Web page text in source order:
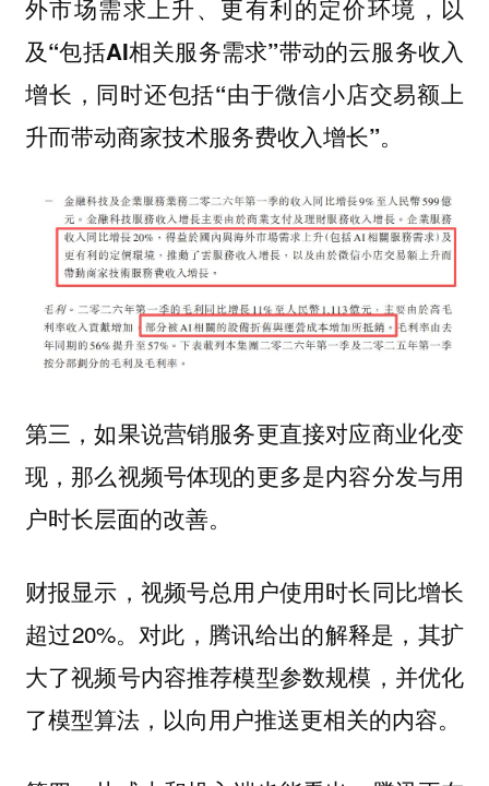
外市场需求上升、更有利的定价环境， 以
及“包括AI相关服务需求”带动的云服务收入
增长，同时还包括“由于微信小店交易额上
升而带动商家技术服务费收入增长”。
第三，如果说营销服务更直接对应商业化变
现，那么视频号体现的更多是内容分发与用
户时长层面的改善。
财报显示，视频号总用户使用时长同比增长
超过20%。对此，腾讯给出的解释是，其扩
大了视频号内容推荐模型参数规模，并优化
了模型算法，以向用户推送更相关的内容。